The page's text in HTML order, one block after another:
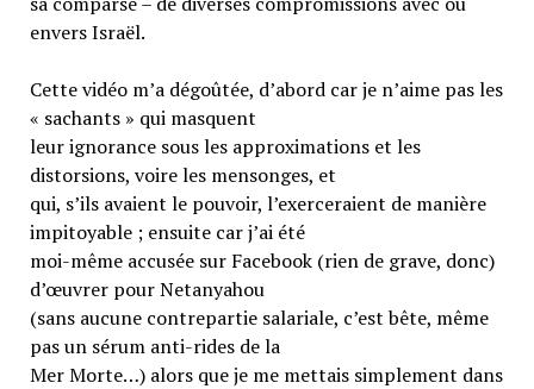
envers Israël.
Cette vidéo m’a dégoûtée, d’abord car je n’aime pas les
« sachants » qui masquent
leur ignorance sous les approximations et les
distorsions, voire les mensonges, et
qui, s’ils avaient le pouvoir, l’exerceraient de manière
impitoyable ; ensuite car j’ai été
moi-même accusée sur Facebook (rien de grave, donc)
d’œuvrer pour Netanyahou
(sans aucune contrepartie salariale, c’est bête, même
pas un sérum anti-rides de la
Mer Morte…) alors que je me mettais simplement dans